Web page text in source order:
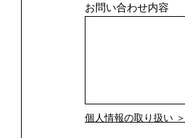
お問い合わせ内容
個人情報の取り扱い ＞